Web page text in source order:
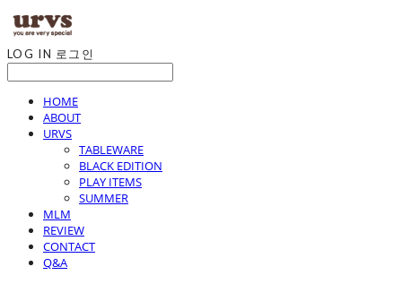
LOG IN 로그인
HOME
ABOUT
URVS
TABLEWARE
BLACK EDITION
PLAY ITEMS
SUMMER
MLM
REVIEW
CONTACT
Q&A